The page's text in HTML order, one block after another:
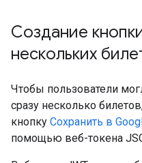
Создание
нескольких
Чтобы пользователи
сразу несколько
кнопку Сохранить в
помощью веб-токена